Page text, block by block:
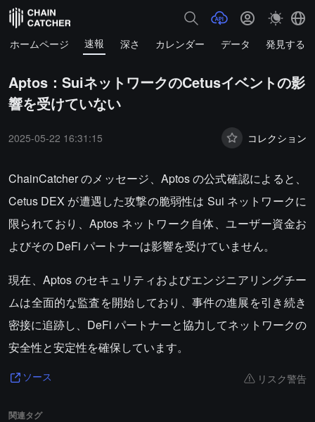
ホームページ 速報 深さ カレンダー データ 発見する
Aptos：SuiネットワークのCetusイベントの影
響を受けていない
2025-05-22 16:31:15 コレクション
ChainCatcher のメッセージ、Aptos の公式確認によると、
Cetus DEX が遭遇した攻撃の脆弱性は Sui ネットワークに
限られており、Aptos ネットワーク自体、ユーザー資金お
よびその DeFi パートナーは影響を受けていません。
現在、Aptos のセキュリティおよびエンジニアリングチー
ムは全面的な監査を開始しており、事件の進展を引き続き
密接に追跡し、DeFi パートナーと協力してネットワークの
安全性と安定性を確保しています。
ソース リスク警告
関連タグ